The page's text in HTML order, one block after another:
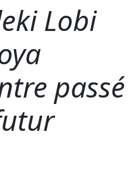
Lobi
passé